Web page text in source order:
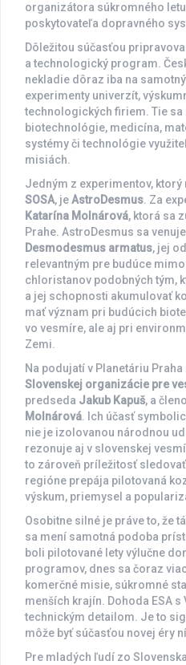
organizátora súkromného letu
poskytovateľa dopravného
Dôležitou súčasťou
a technologický program.
nekladie dôraz iba na
experimenty univerzít,
technologických firiem. Tie sa
biotechnológie, medicína,
systémy či technológie
misiách.
Jedným z experimentov,
SOSA, jeAstroDesmus. Za
Katarína Molnárová, ktorá sa
Prahe. AstroDesmus sa
Desmodesmus armatus, jej
relevantným pre budúce
chloristanov podobných tým,
a jej schopnosti akumulovať
mať význam pri budúcich
vo vesmíre, ale aj pri
Zemi.
Na podujatí v Planetáriu
Slovenskej organizácie pre
predseda Jakub Kapuš, a
Molnárová. Ich účasť
nie je izolovanou národnou
rezonuje aj v slovenskej
to zároveň príležitosť
regióne prepája pilotovaná
výskum, priemysel a
Osobitne silné je práve to, že
sa mení samotná podoba
boli pilotované lety výlučne
programov, dnes sa čoraz
komerčné misie, súkromné
menších krajín. Dohoda ESA
technickým detailom. Je to
môže byť súčasťou novej éry
Pre mladých ľudí zo